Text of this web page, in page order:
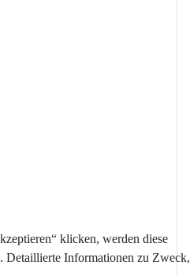
klicken, werden diese
Detaillierte Informationen zu Zweck,